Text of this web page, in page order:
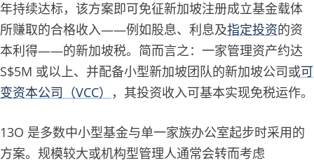
年持续达标，该方案即可免征新加坡注册成立基金载体
所赚取的合格收入——例如股息、利息及指定投资的资
本利得——的新加坡税。简而言之：一家管理资产约达
S$5M 或以上、并配备小型新加坡团队的新加坡公司或可
变资本公司（VCC）
，其投资收入可基本实现免税运作。
13O 是多数中小型基金与单一家族办公室起步时采用的
方案。规模较大或机构型管理人通常会转而考虑